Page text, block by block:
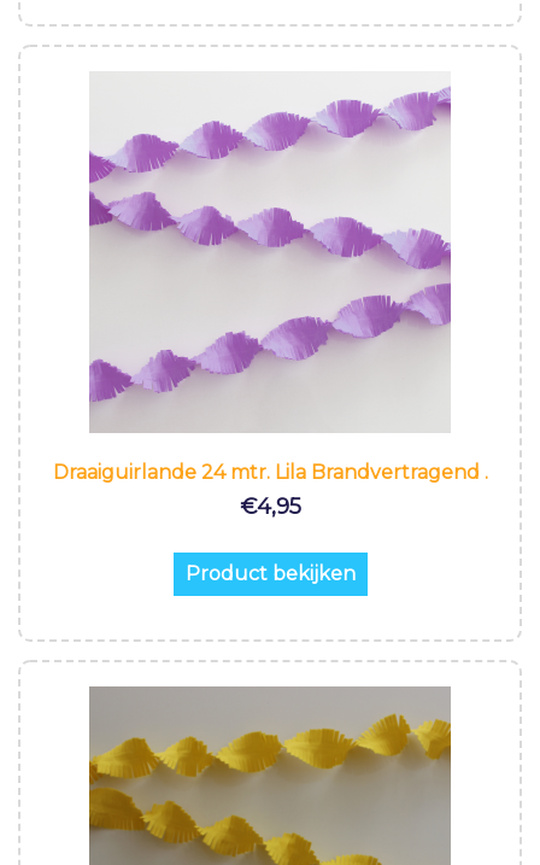
Draaiguirlande 24 mtr. Lila Brandvertragend .
€4,95
Product bekijken